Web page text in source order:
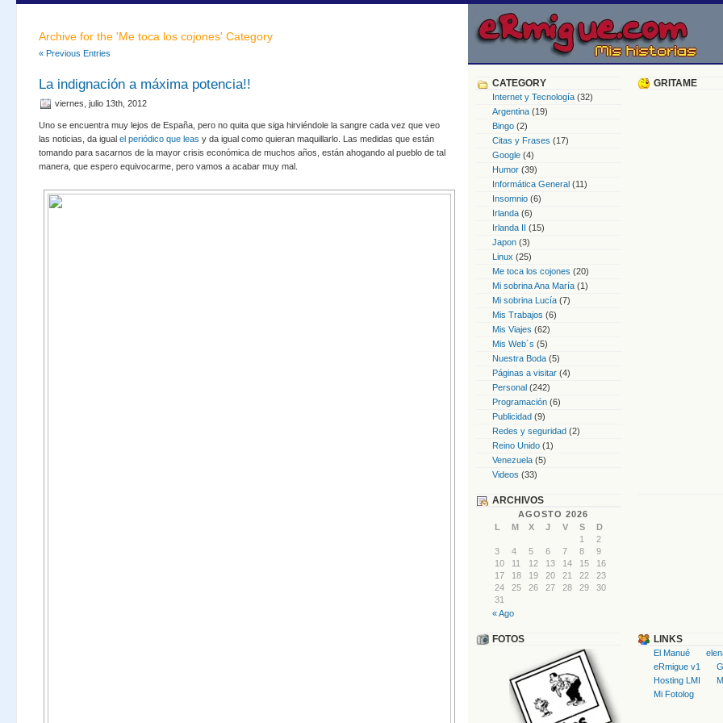
Archive for the 'Me toca los cojones' Category
« Previous Entries
La indignación a máxima potencia!!
viernes, julio 13th, 2012
Uno se encuentra muy lejos de España, pero no quita que siga hirviéndole la sangre cada vez que veo
las noticias, da igual el periódico que leas y da igual como quieran maquillarlo. Las medidas que están
tomando para sacarnos de la mayor crisis económica de muchos años, están ahogando al pueblo de tal
manera, que espero equivocarme, pero vamos a acabar muy mal.
CATEGORY
Internet y Tecnología (32)
Argentina (19)
Bingo (2)
Citas y Frases (17)
Google (4)
Humor (39)
Informática General (11)
Insomnio (6)
Irlanda (6)
Irlanda II (15)
Japon (3)
Linux (25)
Me toca los cojones (20)
Mi sobrina Ana María (1)
Mi sobrina Lucía (7)
Mis Trabajos (6)
Mis Viajes (62)
Mis Web´s (5)
Nuestra Boda (5)
Páginas a visitar (4)
Personal (242)
Programación (6)
Publicidad (9)
Redes y seguridad (2)
Reino Unido (1)
Venezuela (5)
Videos (33)
GRITAME
ARCHIVOS
AGOSTO 2026
L
M X J V S
D
1
2
3
4 5 6 7 8
9
10
11 12 13 14 15
16
17
18 19 20 21 22
23
24
25 26 27 28 29
30
31
« Ago
FOTOS LINKS
El Manué
eRmigue v1
Hosting LMI
Mi Fotolog